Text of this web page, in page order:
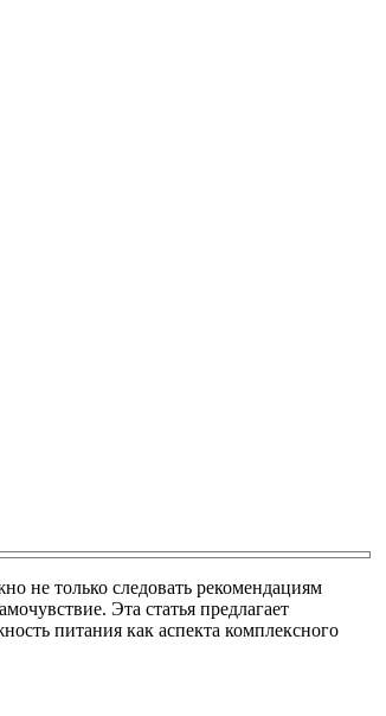
не только следовать рекомендациям
Эта статья предлагает
питания как аспекта комплексного